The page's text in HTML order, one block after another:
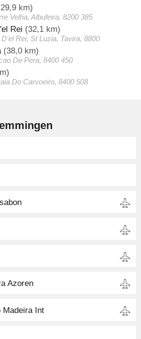
km)
Velha, Albufeira, 8200 385
Rei (32,1 km)
Rei, St Luzia, Tavira, 8800
(38,0 km)
De Pera, 8400 450
Do Carvoeiro, 8400 508
Azoren
Madeira Int